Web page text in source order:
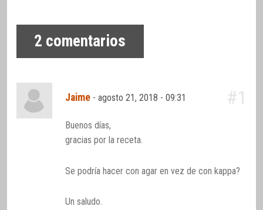
2 comentarios
Jaime -agosto 21, 2018 - 09:31 #1
Buenos días,
gracias por la receta.
Se podría hacer con agar en vez de con kappa?
Un saludo.